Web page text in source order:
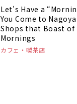
Let’s Have a
You Come to
Shops that Boast of
Mornings
カフェ・喫茶店